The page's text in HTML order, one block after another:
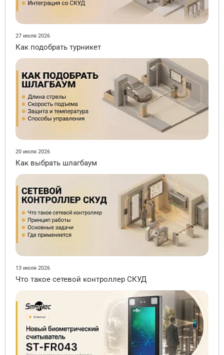
27 июля 2026
Как подобрать турникет
20 июля 2026
Как выбрать шлагбаум
13 июля 2026
Что такое сетевой контроллер СКУД